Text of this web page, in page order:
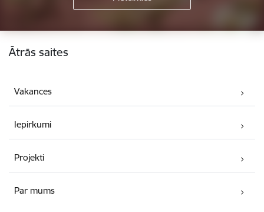
Kājene
Ātrās saites
Vakances
Iepirkumi
Projekti
Par mums